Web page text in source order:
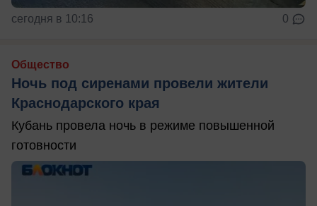
сегодня в 10:16 0
Общество
Ночь под сиренами провели жители
Краснодарского края
Кубань провела ночь в режиме повышенной
готовности